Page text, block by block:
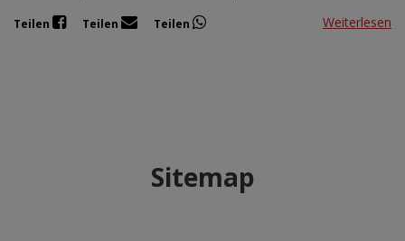
Teilen Teilen Teilen Weiterlesen
Sitemap